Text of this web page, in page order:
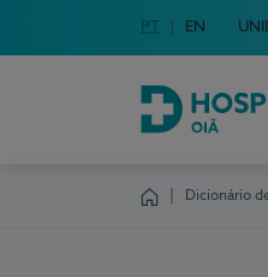
Escolha o seu
Idioma em
PT English
EN
Hospital da
Dicionário